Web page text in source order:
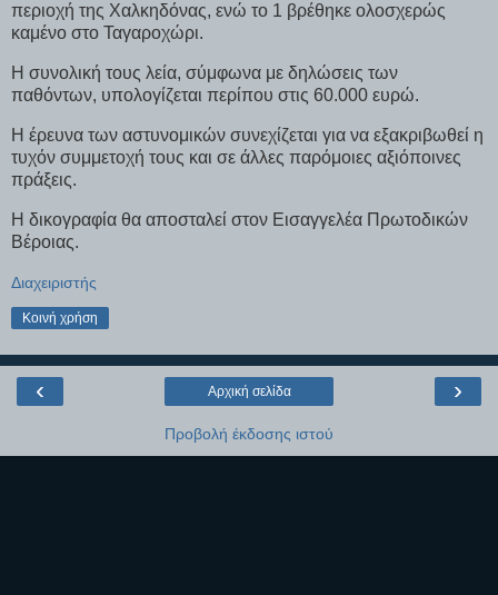
περιοχή της Χαλκηδόνας, ενώ το 1 βρέθηκε ολοσχερώς
καμένο στο Ταγαροχώρι.
Η συνολική τους λεία, σύμφωνα με δηλώσεις των
παθόντων, υπολογίζεται περίπου στις 60.000 ευρώ.
Η έρευνα των αστυνομικών συνεχίζεται για να εξακριβωθεί η
τυχόν συμμετοχή τους και σε άλλες παρόμοιες αξιόποινες
πράξεις.
Η δικογραφία θα αποσταλεί στον Εισαγγελέα Πρωτοδικών
Βέροιας.
Διαχειριστής
Κοινή χρήση
‹ ›
Αρχική σελίδα
Προβολή έκδοσης ιστού